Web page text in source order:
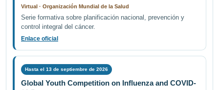
Virtual · Organización Mundial de la Salud
Serie formativa sobre planificación nacional, prevención y
control integral del cáncer.
Enlace oficial
Hasta el 13 de septiembre de 2026
Global Youth Competition on Influenza and COVID-